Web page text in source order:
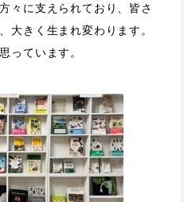
々に支えられており、皆さ
大きく生まれ変わります。
っています。